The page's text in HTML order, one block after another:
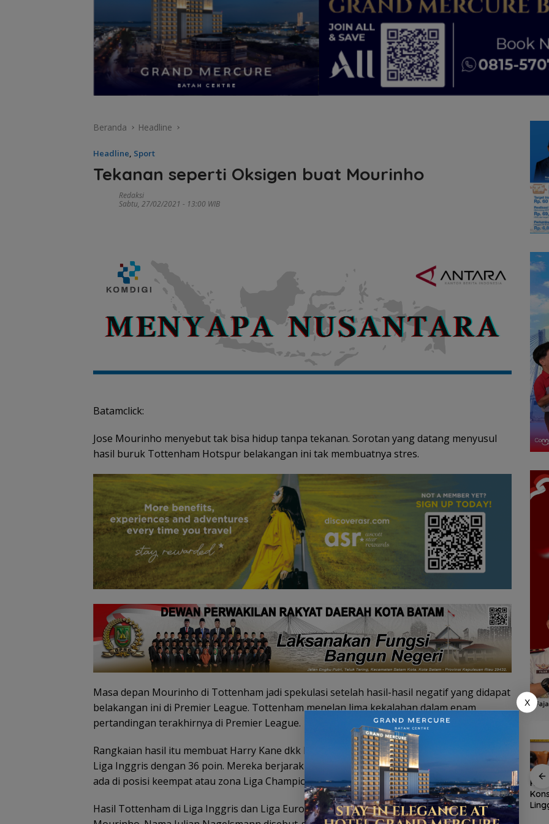
Beranda Headline
Headline, Sport
Tekanan seperti Oksigen buat Mourinho
Redaksi
Sabtu, 27/02/2021 - 13:00 WIB
Batamclick:
Jose Mourinho menyebut tak bisa hidup tanpa tekanan. Sorotan yang datang menyusul
hasil buruk Tottenham Hotspur belakangan ini tak membuatnya stres.
Masa depan Mourinho di Tottenham jadi spekulasi setelah hasil-hasil negatif yang didapat
belakangan ini di Premier League. Tottenham menelan lima kekalahan dalam enam
pertandingan terakhirnya di Premier League.
Rangkaian hasil itu membuat Harry Kane dkk berkutat di peringkat kesembilan klasemen
Liga Inggris dengan 36 poin. Mereka berjarak sembilan poin dari West Ham United yang
ada di posisi keempat atau zona Liga Champions.
Hasil Tottenham di Liga Inggris dan Liga Europa diprediksi bakal jadi penentu nasib
Kawasan
Lingga
Disiapkan,
Cuaca
Lingga
Mengancam,
Patroli
Polres Lingga
perkuat
Belanja
Perlengkapa
n Sekolah di
Gramedia
Tim SAR
temukan
nenek hilang
di hutan
Tim SAR
gabungan
cari nenek 68
tahun hilang
X